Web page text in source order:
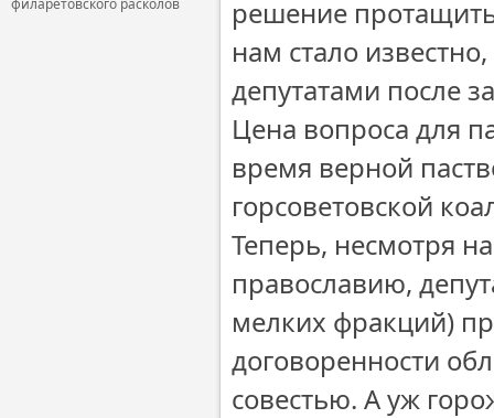
филаретовского расколов
решение
нам стало
депутатами после
Цена вопроса для
время верной
горсоветовской
Теперь, несмотря
православию,
мелких фракций)
договоренности
совестью. А уж